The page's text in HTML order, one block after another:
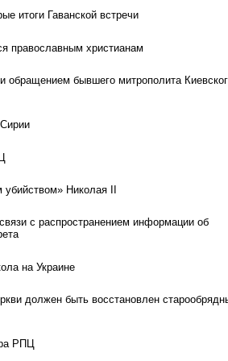
итоги Гаванской встречи
православным христианам
обращением бывшего митрополита
Николая II
с распространением информации об
на Украине
должен быть восстановлен
РПЦ